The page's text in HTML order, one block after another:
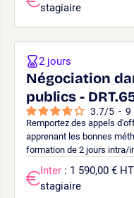
stagiaire
Négociation
publics -
3.7/5 - 9
Remportez des appels
apprenant les bonnes
formation de 2 jours intra/
2 jours
Inter : 1 590,00 €
stagiaire